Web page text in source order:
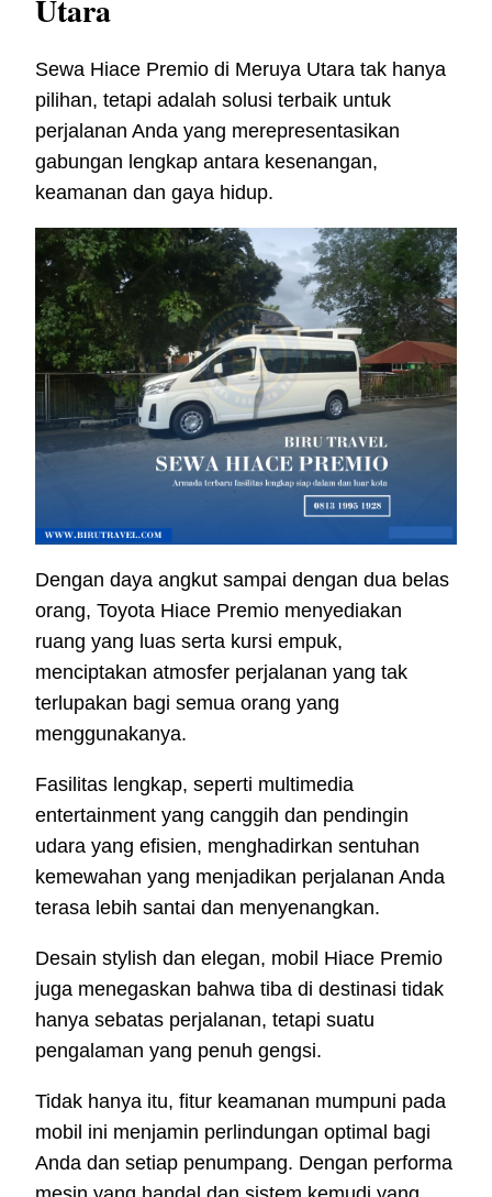
Utara
Sewa Hiace Premio di Meruya Utara tak hanya
pilihan, tetapi adalah solusi terbaik untuk
perjalanan Anda yang merepresentasikan
gabungan lengkap antara kesenangan,
keamanan dan gaya hidup.
Dengan daya angkut sampai dengan dua belas
orang, Toyota Hiace Premio menyediakan
ruang yang luas serta kursi empuk,
menciptakan atmosfer perjalanan yang tak
terlupakan bagi semua orang yang
menggunakanya.
Fasilitas lengkap, seperti multimedia
entertainment yang canggih dan pendingin
udara yang efisien, menghadirkan sentuhan
kemewahan yang menjadikan perjalanan Anda
terasa lebih santai dan menyenangkan.
Desain stylish dan elegan, mobil Hiace Premio
juga menegaskan bahwa tiba di destinasi tidak
hanya sebatas perjalanan, tetapi suatu
pengalaman yang penuh gengsi.
Tidak hanya itu, fitur keamanan mumpuni pada
mobil ini menjamin perlindungan optimal bagi
Anda dan setiap penumpang. Dengan performa